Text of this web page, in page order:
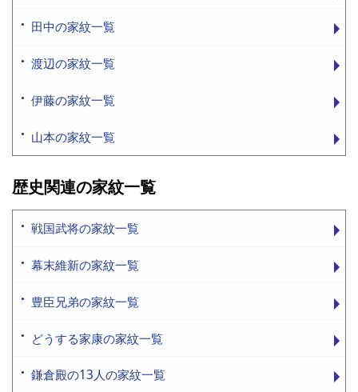
田中の家紋一覧
渡辺の家紋一覧
伊藤の家紋一覧
山本の家紋一覧
歴史関連の家紋一覧
戦国武将の家紋一覧
幕末維新の家紋一覧
豊臣兄弟の家紋一覧
どうする家康の家紋一覧
鎌倉殿の13人の家紋一覧